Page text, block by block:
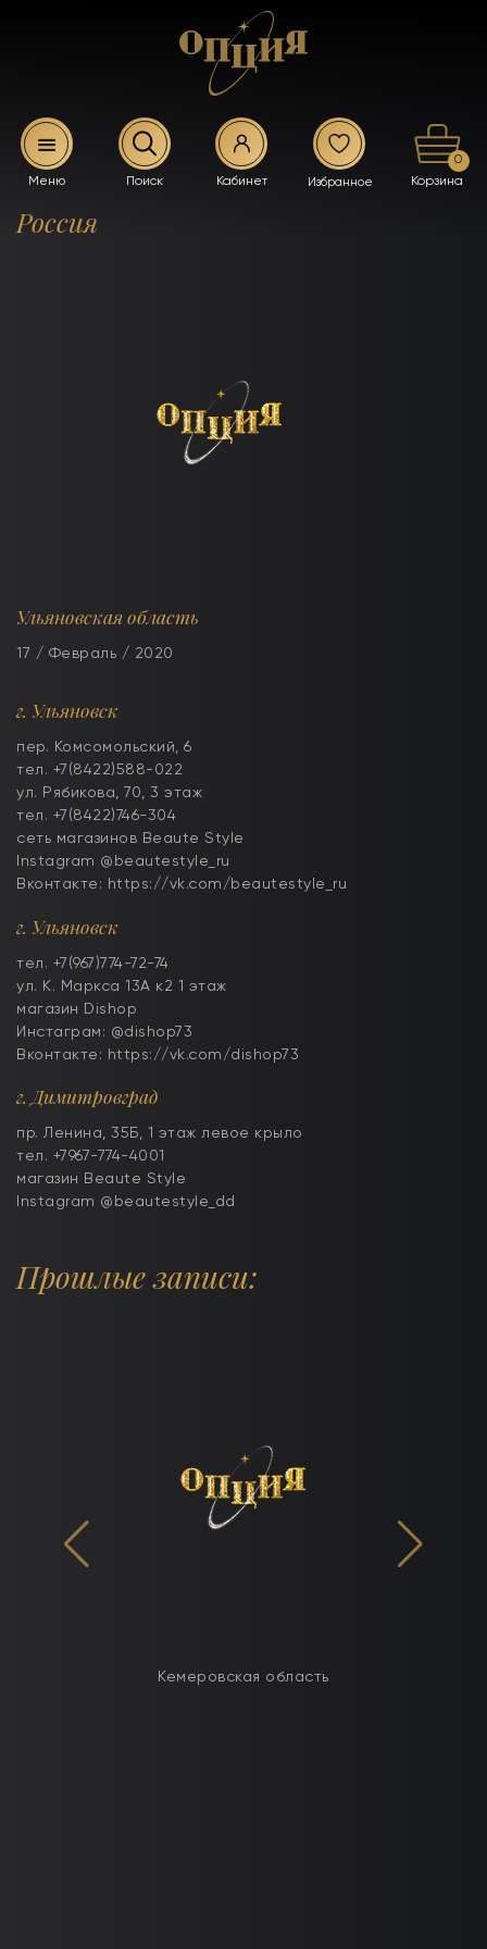
0
Россия
Ульяновская область
17 / Февраль / 2020
г. Ульяновск
пер. Комсомольский, 6
тел. +7(8422)588-022
ул. Рябикова, 70, 3 этаж
тел. +7(8422)746-304
сеть магазинов Beaute Style
Instagram @beautestyle_ru
Вконтакте: https://vk.com/beautestyle_ru
г. Ульяновск
тел. +7(967)774-72-74
ул. К. Маркса 13А к2 1 этаж
магазин Dishop
Инстаграм: @dishop73
Вконтакте: https://vk.com/dishop73
г. Димитровград
пр. Ленина, 35Б, 1 этаж левое крыло
тел. +7967-774-4001
магазин Beaute Style
Instagram @beautestyle_dd
Прошлые записи:
Кемеровская область